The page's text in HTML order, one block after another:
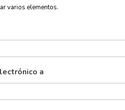
varios elementos.
a